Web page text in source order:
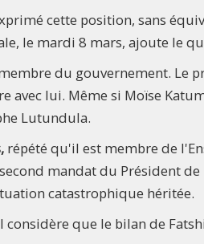
cette position, sans
le mardi 8 mars, ajoute le
du gouvernement. Le
avec lui. Même si Moïse
Lutundula.
répété qu'il est membre de
mandat du Président de
catastrophique héritée.
que le bilan de